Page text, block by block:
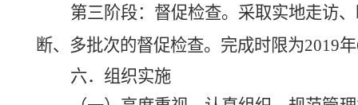
第三阶段：督促检查。采取实地走访
断、多批次的督促检查。完成时限为2019
六．组织实施